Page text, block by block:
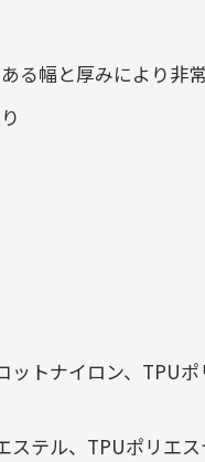
る幅と厚みにより非
ットナイロン、TPU
ステル、TPUポリエ